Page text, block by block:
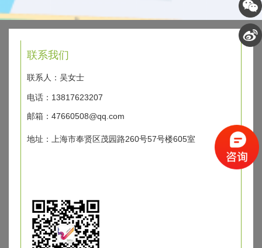
联系我们
联系人：吴女士
电话：13817623207
邮箱：47660508@qq.com
地址：上海市奉贤区茂园路260号57号楼605室